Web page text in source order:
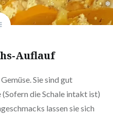
Auflauf
Sie sind gut
die Schale intakt ist)
lassen sie sich